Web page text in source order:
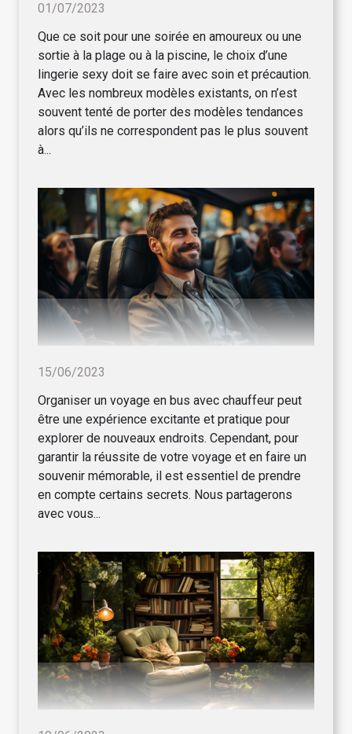
01/07/2023
Que ce soit pour une soirée en amoureux ou une
sortie à la plage ou à la piscine, le choix d’une
lingerie sexy doit se faire avec soin et précaution.
Avec les nombreux modèles existants, on n’est
souvent tenté de porter des modèles tendances
alors qu’ils ne correspondent pas le plus souvent
à...
15/06/2023
Organiser un voyage en bus avec chauffeur peut
être une expérience excitante et pratique pour
explorer de nouveaux endroits. Cependant, pour
garantir la réussite de votre voyage et en faire un
souvenir mémorable, il est essentiel de prendre
en compte certains secrets. Nous partagerons
avec vous...